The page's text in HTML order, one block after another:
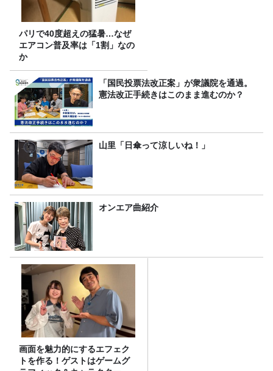
パリで40度超えの猛暑…なぜ
エアコン普及率は「1割」なの
か
「国民投票法改正案」が衆議院を通過。
憲法改正手続きはこのまま進むのか？
山里「日傘って涼しいね！」
オンエア曲紹介
画面を魅力的にするエフェク
トを作る！ゲストはゲームグ